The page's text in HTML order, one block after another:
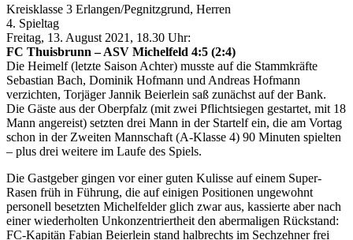
Kreisklasse 3 Erlangen/Pegnitzgrund, Herren
4. Spieltag
Freitag, 13. August 2021, 18.30 Uhr:
FC Thuisbrunn – ASV Michelfeld 4:5 (2:4)
Die Heimelf (letzte Saison Achter) musste auf die Stammkräfte
Sebastian Bach, Dominik Hofmann und Andreas Hofmann
verzichten, Torjäger Jannik Beierlein saß zunächst auf der Bank.
Die Gäste aus der Oberpfalz (mit zwei Pflichtsiegen gestartet, mit 18
Mann angereist) setzten drei Mann in der Startelf ein, die am Vortag
schon in der Zweiten Mannschaft (A-Klasse 4) 90 Minuten spielten
– plus drei weitere im Laufe des Spiels.
Die Gastgeber gingen vor einer guten Kulisse auf einem Super-
Rasen früh in Führung, die auf einigen Positionen ungewohnt
personell besetzten Michelfelder glich zwar aus, kassierte aber nach
einer wiederholten Unkonzentriertheit den abermaligen Rückstand:
FC-Kapitän Fabian Beierlein stand halbrechts im Sechzehner frei